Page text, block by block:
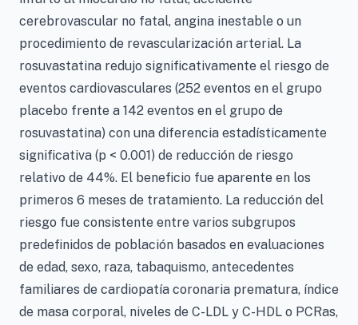
cerebrovascular no fatal, angina inestable o un
procedimiento de revascularización arterial. La
rosuvastatina redujo significativamente el riesgo de
eventos cardiovasculares (252 eventos en el grupo
placebo frente a 142 eventos en el grupo de
rosuvastatina) con una diferencia estadísticamente
significativa (p < 0.001) de reducción de riesgo
relativo de 44%. El beneficio fue aparente en los
primeros 6 meses de tratamiento. La reducción del
riesgo fue consistente entre varios subgrupos
predefinidos de población basados en evaluaciones
de edad, sexo, raza, tabaquismo, antecedentes
familiares de cardiopatía coronaria prematura, índice
de masa corporal, niveles de C-LDL y C-HDL o PCRas,